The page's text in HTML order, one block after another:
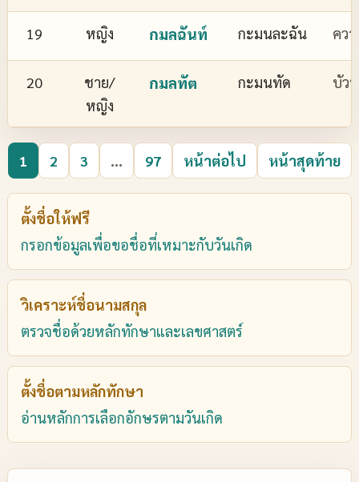
19 หญิง กมลฉันท์ กะมนละฉัน คว
20
ชาย/
หญิง
กมลทัต กะมนทัด บัว
1 2 3 ... 97 หน้าต่อไป หน้าสุดท้าย
ตั้งชื่อให้ฟรี
กรอกข้อมูลเพื่อขอชื่อที่เหมาะกับวันเกิด
วิเคราะห์ชื่อนามสกุล
ตรวจชื่อด้วยหลักทักษาและเลขศาสตร์
ตั้งชื่อตามหลักทักษา
อ่านหลักการเลือกอักษรตามวันเกิด